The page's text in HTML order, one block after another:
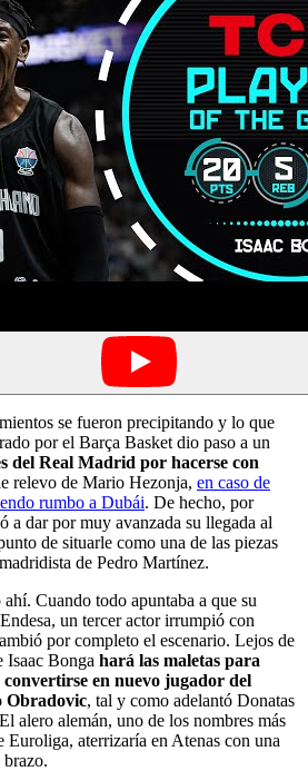
se fueron precipitando y lo que
por el Barça Basket dio paso a un
del Real Madrid por hacerse con
relevo de Mario Hezonja, en caso de
rumbo a Dubái. De hecho, por
a dar por muy avanzada su llegada al
de situarle como una de las piezas
de Pedro Martínez.
Cuando todo apuntaba a que su
un tercer actor irrumpió con
por completo el escenario. Lejos de
Isaac Bonga hará las maletas para
en nuevo jugador del
Obradovic, tal y como adelantó Donatas
alero alemán, uno de los nombres más
Euroliga, aterrizaría en Atenas con una
brazo.